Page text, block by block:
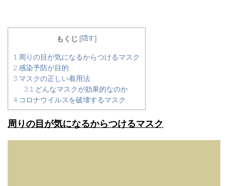
もくじ [隠す]
1 周りの目が気になるからつけるマスク
2 感染予防が目的
3 マスクの正しい着用法
3.1 どんなマスクが効果的なのか
4 コロナウイルスを破壊するマスク
周りの目が気になるからつけるマスク